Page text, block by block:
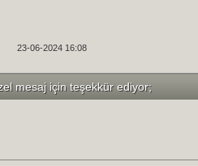
23-06-2024 16:08
mesaj için teşekkür ediyor;